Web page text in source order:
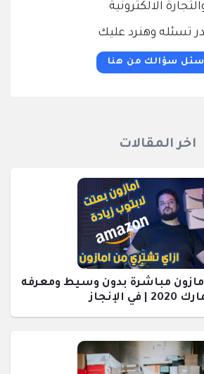
الالكترونية
تسئله وهنرد عليك
سؤالك من هنا
اخر المقالات
مباشرة بدون وسيط ومعرفه
| في الإنجاز